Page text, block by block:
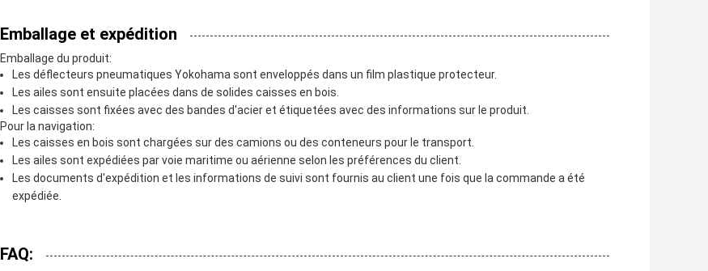
Emballage et expédition
Emballage du produit:
Les déflecteurs pneumatiques Yokohama sont enveloppés dans un film plastique protecteur.
Les ailes sont ensuite placées dans de solides caisses en bois.
Les caisses sont fixées avec des bandes d'acier et étiquetées avec des informations sur le produit.
Pour la navigation:
Les caisses en bois sont chargées sur des camions ou des conteneurs pour le transport.
Les ailes sont expédiées par voie maritime ou aérienne selon les préférences du client.
Les documents d'expédition et les informations de suivi sont fournis au client une fois que la commande a été
expédiée.
FAQ: